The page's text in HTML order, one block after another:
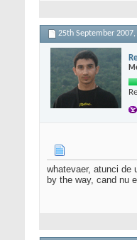
25th September 2007,
whatevaer, atunci de
by the way, cand nu